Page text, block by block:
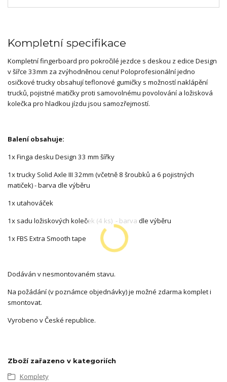
Kompletní specifikace
Kompletní fingerboard pro pokročilé jezdce s deskou z edice Design
v šířce 33mm za zvýhodněnou cenu! Poloprofesionální jedno
osičkové trucky obsahují teflonové gumičky s možností naklápění
trucků, pojistné matičky proti samovolnému povolování a ložisková
kolečka pro hladkou jízdu jsou samozřejmostí.
Balení obsahuje:
1x Finga desku Design 33 mm šířky
1x trucky Solid Axle III 32mm (včetně 8 šroubků a 6 pojistných
matiček) - barva dle výběru
1x utahováček
1x sadu ložiskových koleček (4 ks) - barva dle výběru
1x FBS Extra Smooth tape
Dodáván v nesmontovaném stavu.
Na požádání (v poznámce objednávky) je možné zdarma komplet i
smontovat.
Vyrobeno v České republice.
Zboží zařazeno v kategoriích
Komplety